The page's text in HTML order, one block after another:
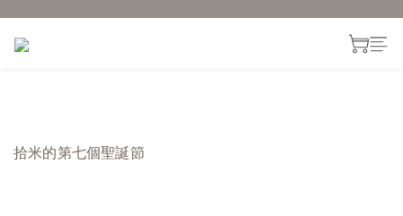
拾米的第七個聖誕節